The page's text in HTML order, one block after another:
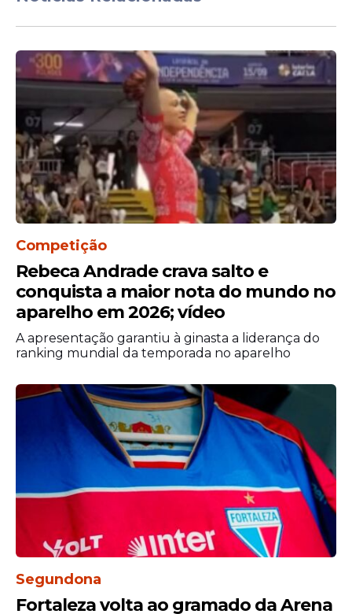
Após a convocação feita por Carlo
Ancelotti, Neymar ganhou cerca de um
milhão de novos seguidores em apenas 24
horas, liderando com folga o crescimento
digital entre os atletas brasileiros
chamados para o Mundial.
O impacto também foi sentido pelo Santos.
O clube aproveitou o momento da
convocação e registrou milhões de
oficiais, reforçando o chamado "efeito
Neymar", capaz de movimentar torcidas,
patrocinadores e audiências em escala
Competição
Rebeca Andrade crava salto e
conquista a maior nota do mundo no
aparelho em 2026; vídeo
A apresentação garantiu à ginasta a liderança do
ranking mundial da temporada no aparelho
Segundona
Fortaleza volta ao gramado da Arena